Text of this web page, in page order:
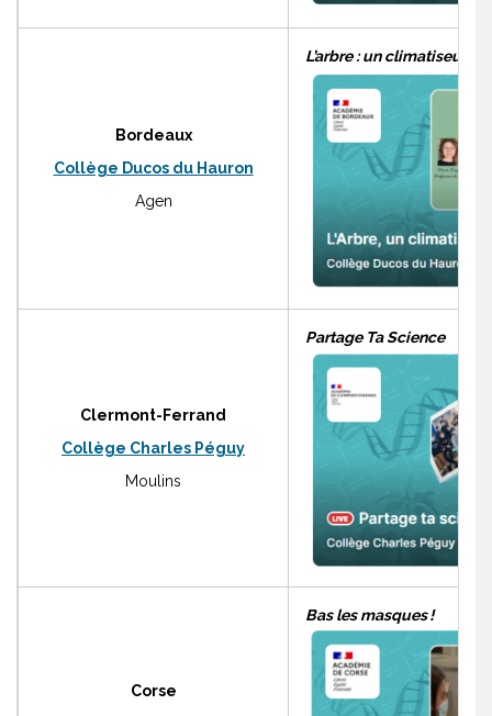
Bordeaux
Collège Ducos du Hauron
Agen
L’arbre : un climatiseur
Clermont-Ferrand
Collège Charles Péguy
Moulins
Partage Ta Science
Corse
Bas les masques !